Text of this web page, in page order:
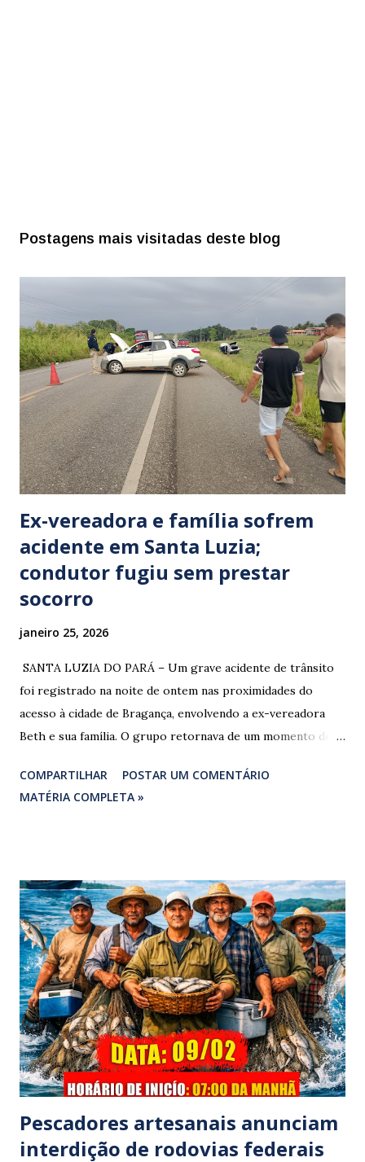
Postagens mais visitadas deste blog
Ex-vereadora e família sofrem
acidente em Santa Luzia;
condutor fugiu sem prestar
socorro
janeiro 25, 2026
​ SANTA LUZIA DO PARÁ – Um grave acidente de trânsito
foi registrado na noite de ontem nas proximidades do
acesso à cidade de Bragança, envolvendo a ex-vereadora
Beth e sua família. O grupo retornava de um momento de
vereadora e irmão dos ex-vereadores de Bragança, Mauro
Rodrigues e Zeca Rodrigues , estava voltando do
família foi atingido por uma caminhonete. O condutor da
mesma apresentava sinais visíveis de embriaguez, e
diversas latas de bebidas alcoólicas foram avistadas no
interior do veículo. O motorista, identificado por
moradores locais como irmão do vereador "Neguinho do
Coco", de Santa Luzia do Pará, evadiu-se do local sem
prestar assistência às vítimas. ​Atendimento e Danos ​A
Polícia Rodoviária Federal (PRF) foi acionada para atender a
ocorrênc...
COMPARTILHAR
POSTAR UM COMENTÁRIO
MATÉRIA COMPLETA »
Pescadores artesanais anunciam
interdição de rodovias federais